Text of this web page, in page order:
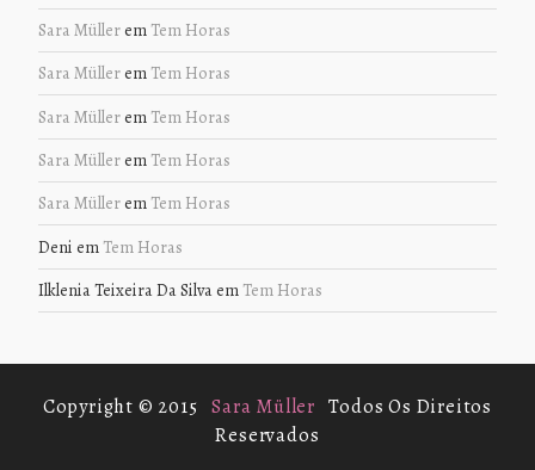
Sara Müllerem Tem Horas
Sara Müllerem Tem Horas
Sara Müllerem Tem Horas
Sara Müllerem Tem Horas
Sara Müllerem Tem Horas
Deni em Tem Horas
Ilklenia Teixeira Da Silvaem Tem Horas
Copyright © 2015 Sara Müller Todos Os Direitos
Reservados